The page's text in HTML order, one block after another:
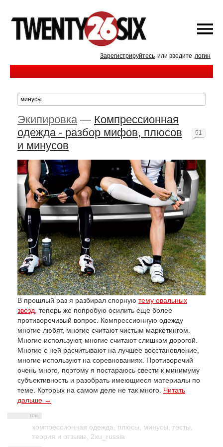
Зарегистрируйтесь или введите логин
Экипировка— Компрессионная
одежда - разбор мифов, плюсов
и минусов
В прошлый раз я разбирал спорную тему овальных
звезд , теперь же попробую осилить еще более
противоречивый вопрос. Компрессионную одежду
многие любят, многие считают чистым маркетингом.
Многие используют, многие считают слишком дорогой.
Многие с ней расчитывают на лучшее восстановление,
многие используют на соревнованиях. Противоречий
очень много, поэтому я постараюсь свести к минимуму
субъективность и разобрать имеющиеся материалы по
теме. Которых на самом деле не так много. Читать
дальше →
компрессионная одежда плюсы минусы тесты
теория и отзывы
2xu_russia
51